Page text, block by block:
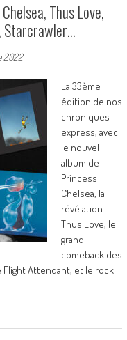
Thus Love,
Starcrawler…
2022
La 33ème
édition de nos
chroniques
express, avec
le nouvel
album de
Princess
Chelsea, la
révélation
Thus Love, le
grand
comeback des
Flight Attendant, et le rock